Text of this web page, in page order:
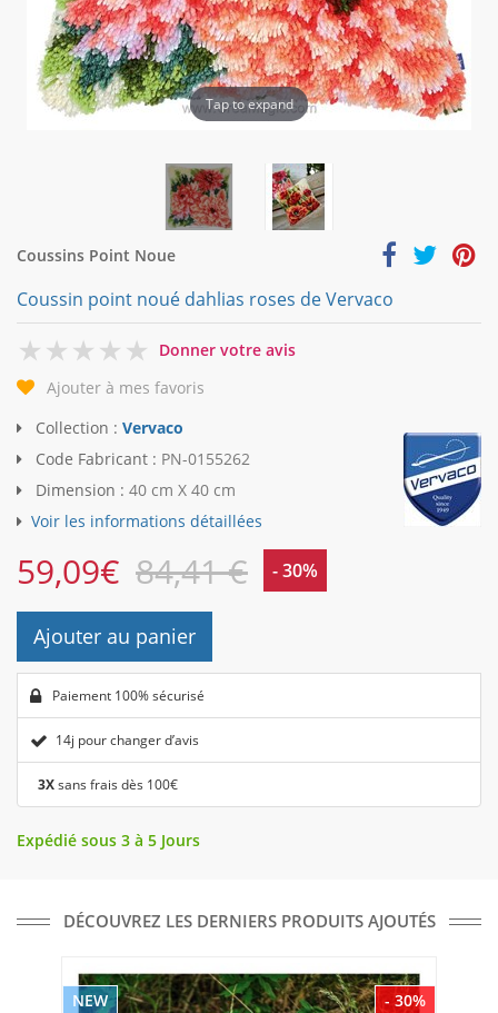
Tap to expand
Coussins Point Noue
Coussin point noué dahlias roses de Vervaco
0
Donner votre avis
Ajouter à mes favoris
Collection : Vervaco
Code Fabricant : PN-0155262
Dimension : 40 cm X 40 cm
Voir les informations détaillées
59,09€ 84,41 € - 30%
Ajouter au panier
Paiement 100% sécurisé
14j pour changer d’avis
3Xsans frais dès 100€
Expédié sous 3 à 5 Jours
DÉCOUVREZ LES DERNIERS PRODUITS AJOUTÉS
- 30%
NEW